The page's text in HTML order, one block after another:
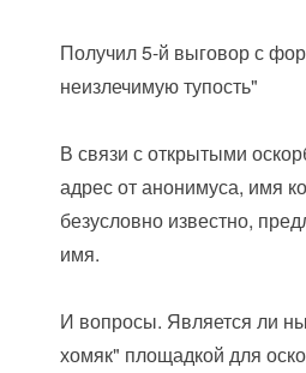
Получил 5-й выговор с
неизлечимую тупость"
В связи с открытыми
адрес от анонимуса, имя
безусловно известно,
имя.
И вопросы. Является ли
хомяк" площадкой для